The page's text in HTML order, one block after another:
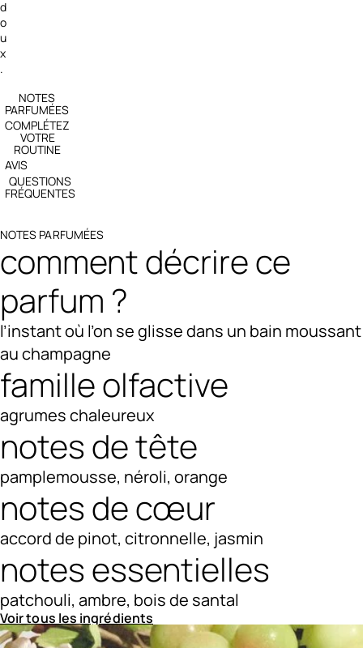
d
o
u
x
.
NOTES
PARFUMÉES
COMPLÉTEZ
VOTRE
ROUTINE
AVIS
QUESTIONS
FRÉQUENTES
NOTES PARFUMÉES
comment décrire ce
parfum ?
l’instant où l’on se glisse dans un bain moussant
au champagne
famille olfactive
agrumes chaleureux
notes de tête
pamplemousse, néroli, orange
notes de cœur
accord de pinot, citronnelle, jasmin
notes essentielles
patchouli, ambre, bois de santal
Voir tous les ingrédients